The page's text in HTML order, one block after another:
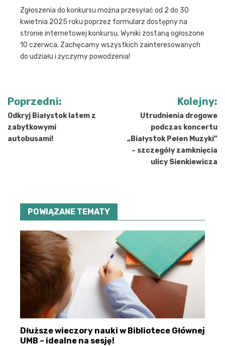
Zgłoszenia do konkursu można przesyłać od 2 do 30
kwietnia 2025 roku poprzez formularz dostępny na
stronie internetowej konkursu. Wyniki zostaną ogłoszone
10 czerwca. Zachęcamy wszystkich zainteresowanych
do udziału i życzymy powodzenia!
Nawigacja
wpisu
Poprzedni:
Odkryj Białystok latem z
zabytkowymi
autobusami!
Kolejny:
Utrudnienia drogowe
podczas koncertu
„Białystok Pełen Muzyki”
– szczegóły zamknięcia
ulicy Sienkiewicza
POWIĄZANE TEMATY
Dłuższe wieczory nauki w Bibliotece Głównej
UMB – idealne na sesję!